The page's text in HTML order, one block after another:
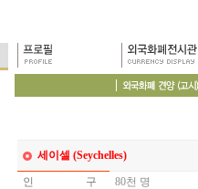
세이셀 (Seychelles)
인 구
80천 명